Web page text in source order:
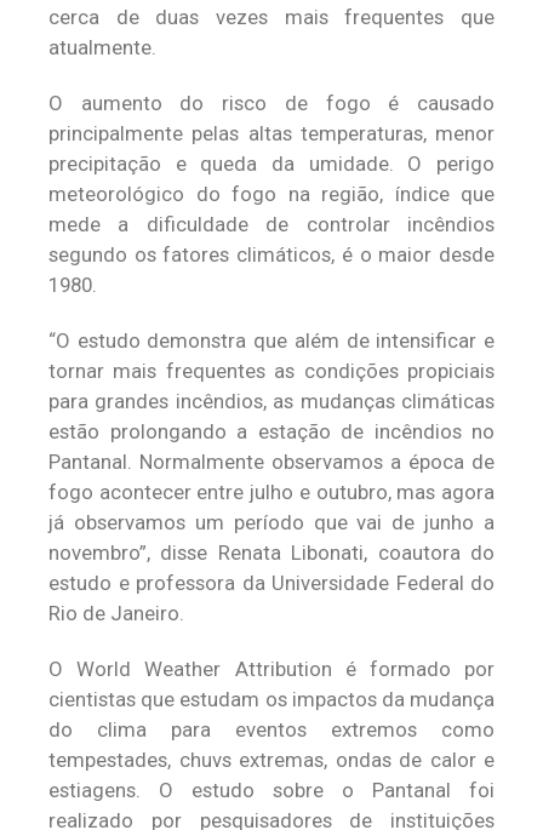
cerca de duas vezes mais frequentes que
atualmente.
O aumento do risco de fogo é causado
principalmente pelas altas temperaturas, menor
precipitação e queda da umidade. O perigo
meteorológico do fogo na região, índice que
mede a dificuldade de controlar incêndios
segundo os fatores climáticos, é o maior desde
1980.
“O estudo demonstra que além de intensificar e
tornar mais frequentes as condições propiciais
para grandes incêndios, as mudanças climáticas
estão prolongando a estação de incêndios no
Pantanal. Normalmente observamos a época de
fogo acontecer entre julho e outubro, mas agora
já observamos um período que vai de junho a
novembro”, disse Renata Libonati, coautora do
estudo e professora da Universidade Federal do
Rio de Janeiro.
O World Weather Attribution é formado por
cientistas que estudam os impactos da mudança
do clima para eventos extremos como
tempestades, chuvs extremas, ondas de calor e
estiagens. O estudo sobre o Pantanal foi
realizado por pesquisadores de instituições